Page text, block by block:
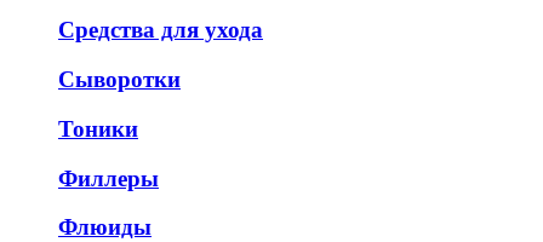
Средства для ухода
Сыворотки
Тоники
Филлеры
Флюиды